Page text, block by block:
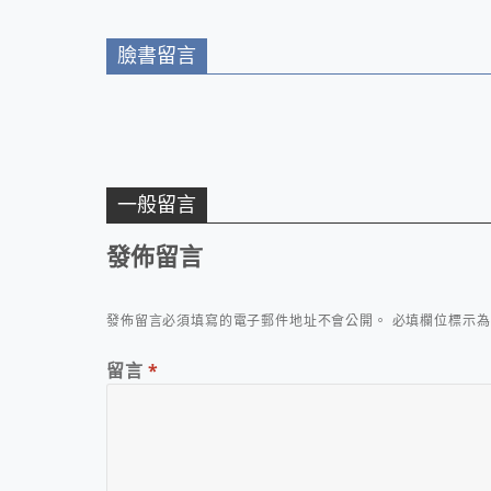
臉書留言
一般留言
發佈留言
發佈留言必須填寫的電子郵件地址不會公開。 必填欄位標示
留言 *